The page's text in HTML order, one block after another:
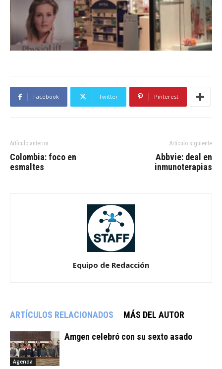
Facebook Twitter Pinterest
Artículo anterior
Colombia: foco en
esmaltes
Artículo siguiente
Abbvie: deal en
inmunoterapias
Equipo de Redacción
ARTÍCULOS RELACIONADOS MÁS DEL AUTOR
Agenda
Amgen celebró con su sexto asado